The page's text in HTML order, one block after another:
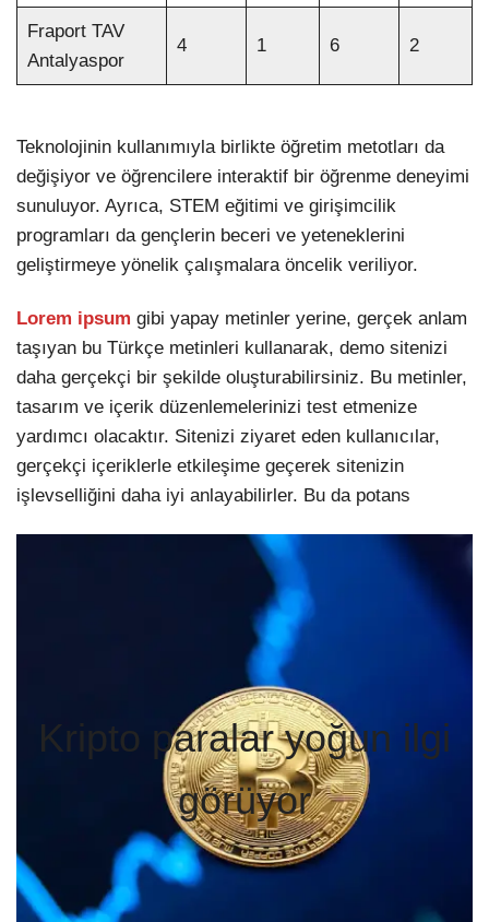
Fraport TAV
Antalyaspor
4 1 6 2
Teknolojinin kullanımıyla birlikte öğretim metotları da
değişiyor ve öğrencilere interaktif bir öğrenme deneyimi
sunuluyor. Ayrıca, STEM eğitimi ve girişimcilik
programları da gençlerin beceri ve yeteneklerini
geliştirmeye yönelik çalışmalara öncelik veriliyor.
Lorem ipsum gibi yapay metinler yerine, gerçek anlam
taşıyan bu Türkçe metinleri kullanarak, demo sitenizi
daha gerçekçi bir şekilde oluşturabilirsiniz. Bu metinler,
tasarım ve içerik düzenlemelerinizi test etmenize
yardımcı olacaktır. Sitenizi ziyaret eden kullanıcılar,
gerçekçi içeriklerle etkileşime geçerek sitenizin
işlevselliğini daha iyi anlayabilirler. Bu da potans
Kripto paralar yoğun ilgi
görüyor